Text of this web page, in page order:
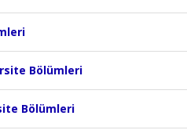
Bölümleri
Bölümleri